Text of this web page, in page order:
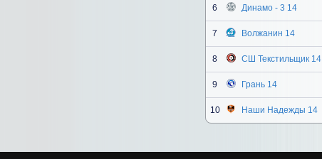
6 Динамо - 3 14
7 Волжанин 14
8 СШ Текстильщик 14
9 Грань 14
10 Наши Надежды 14